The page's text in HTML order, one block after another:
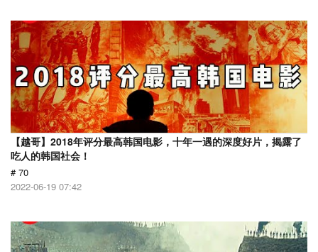
【越哥】2018年评分最高韩国电影，十年一遇的深度好片，揭露了
吃人的韩国社会！
# 70
2022-06-19 07:42